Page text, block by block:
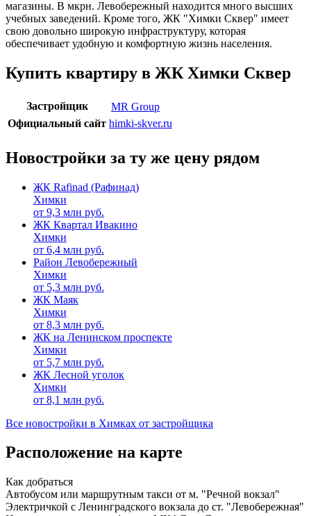
магазины. В мкрн. Левобережный находится много высших
учебных заведений. Кроме того, ЖК "Химки Сквер" имеет
свою довольно широкую инфраструктуру, которая
обеспечивает удобную и комфортную жизнь населения.
Купить квартиру в ЖК Химки Сквер
Застройщик
MR Group
Официальный сайт himki-skver.ru
Новостройки за ту же цену рядом
ЖК Rafinad (Рафинад)
Химки
от 9,3 млн руб.
ЖК Квартал Ивакино
Химки
от 6,4 млн руб.
Район Левобережный
Химки
от 5,3 млн руб.
ЖК Маяк
Химки
от 8,3 млн руб.
ЖК на Ленинском проспекте
Химки
от 5,7 млн руб.
ЖК Лесной уголок
Химки
от 8,1 млн руб.
Все новостройки в Химках от застройщика
Расположение на карте
Как добраться
Автобусом или маршрутным такси от м. "Речной вокзал"
Электричкой с Ленинградского вокзала до ст. "Левобережная"